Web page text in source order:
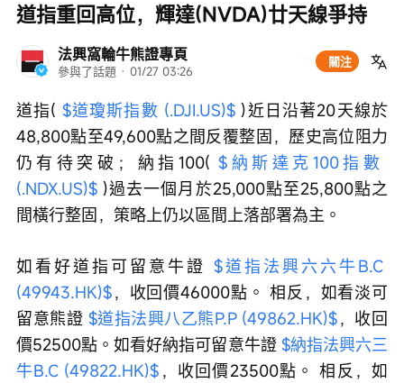
法興窩輪牛熊證專頁
參與了話題 · 01/27 03:26
關注
道指重回高位，輝達(NVDA)廿天線爭持
道指( $道瓊斯指數 (.DJI.US)$ )近日沿著20天線於
48,800點至49,600點之間反覆整固，歷史高位阻力
仍有待突破；納指100( $納斯達克100指數
(.NDX.US)$ )過去一個月於25,000點至25,800點之
間橫行整固，策略上仍以區間上落部署為主。
如看好道指可留意牛證 $道指法興六六牛B.C
(49943.HK)$，收回價46000點。 相反，如看淡可
留意熊證 $道指法興八乙熊P.P (49862.HK)$，收回
價52500點。如看好納指可留意牛證 $納指法興六三
牛B.C (49822.HK)$ ，收回價23500點。 相反，如